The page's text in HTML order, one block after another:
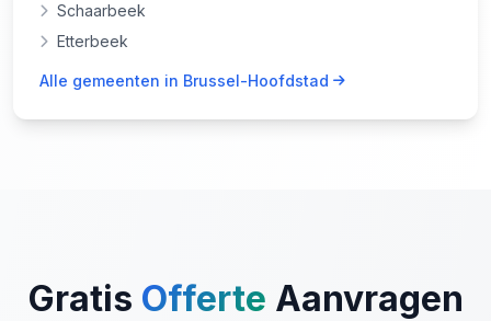
Schaarbeek
Etterbeek
Alle gemeenten in Brussel-Hoofdstad
Gratis Offerte Aanvragen